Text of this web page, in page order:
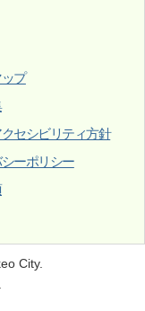
プ
セシビリティ方針
ーポリシー
City.